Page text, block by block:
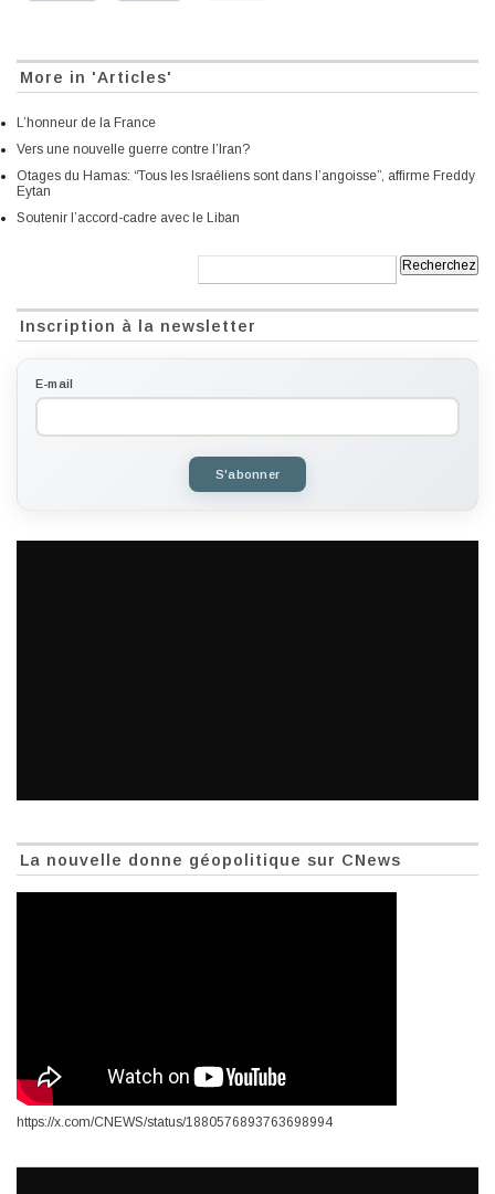
More in 'Articles'
L’honneur de la France
Vers une nouvelle guerre contre l’Iran?
Otages du Hamas: “Tous les Israéliens sont dans l’angoisse”, affirme Freddy
Eytan
Soutenir l’accord-cadre avec le Liban
Inscription à la newsletter
E-mail
S'abonner
La nouvelle donne géopolitique sur CNews
https://x.com/CNEWS/status/1880576893763698994